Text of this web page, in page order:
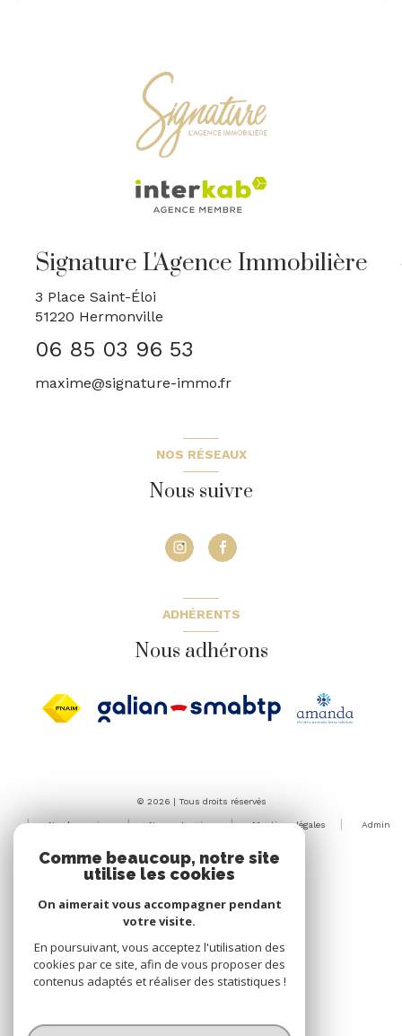
Signature L'Agence Immobilière
3 Place Saint-Éloi
51220 Hermonville
06 85 03 96 53
maxime@signature-immo.fr
NOS RÉSEAUX
Nous suivre
ADHÉRENTS
Nous adhérons
© 2026 | Tous droits réservés
Nos honoraires Nos partenaires Mentions légales
Admin
Réalisé par :
Comme beaucoup, notre site
utilise les cookies
On aimerait vous accompagner pendant
votre visite.
En poursuivant, vous acceptez l'utilisation des
cookies par ce site, afin de vous proposer des
contenus adaptés et réaliser des statistiques !